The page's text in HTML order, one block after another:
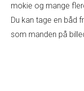
mokie og mange
Du kan tage en båd
som manden på